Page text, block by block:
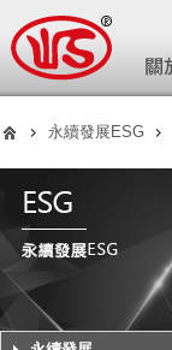
永續發展ESG